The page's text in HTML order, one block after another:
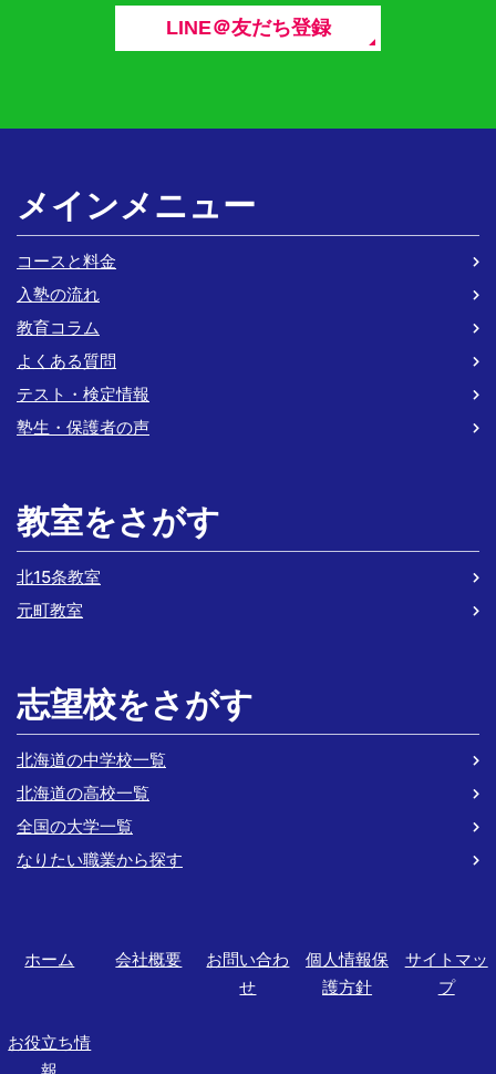
LINE＠友だち登録
メインメニュー
コースと料金
入塾の流れ
教育コラム
よくある質問
テスト・検定情報
塾生・保護者の声
教室をさがす
北15条教室
元町教室
志望校をさがす
北海道の中学校一覧
北海道の高校一覧
全国の大学一覧
なりたい職業から探す
ホーム 会社概要
お問い合わ
せ
個人情報保
護方針
サイトマッ
プ
お役立ち情